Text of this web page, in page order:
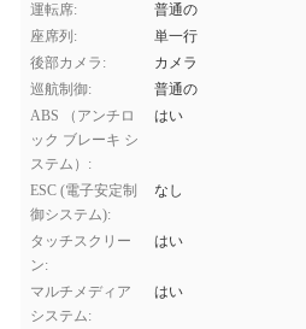
運転席:
普通の
座席列:
単一行
後部カメラ:
カメラ
巡航制御:
普通の
ABS （アンチロ
ック ブレーキ シ
ステム）:
はい
ESC (電子安定制
御システム):
なし
タッチスクリー
ン:
はい
マルチメディア
システム:
はい